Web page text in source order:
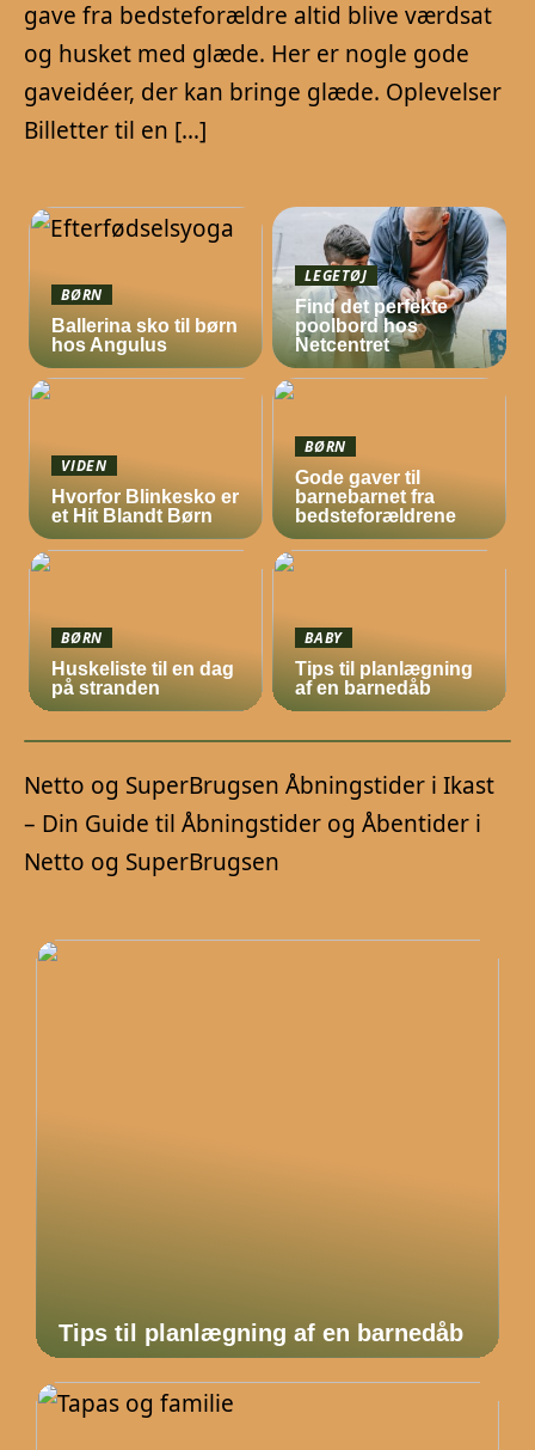
gave fra bedsteforældre altid blive værdsat
og husket med glæde. Her er nogle gode
gaveidéer, der kan bringe glæde. Oplevelser
Billetter til en […]
BØRN
Ballerina sko til børn
hos Angulus
LEGETØJ
Find det perfekte
poolbord hos
Netcentret
VIDEN
Hvorfor Blinkesko er
et Hit Blandt Børn
BØRN
Gode gaver til
barnebarnet fra
bedsteforældrene
BØRN
Huskeliste til en dag
på stranden
BABY
Tips til planlægning
af en barnedåb
Netto og SuperBrugsen Åbningstider i Ikast
– Din Guide til Åbningstider og Åbentider i
Netto og SuperBrugsen
Tips til planlægning af en barnedåb